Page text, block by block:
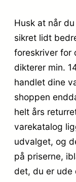
Husk at når
sikret lidt
foreskriver for
dikterer min.
handlet dine
shoppen
helt års
varekatalog
udvalget, og
på priserne,
det, du er ude